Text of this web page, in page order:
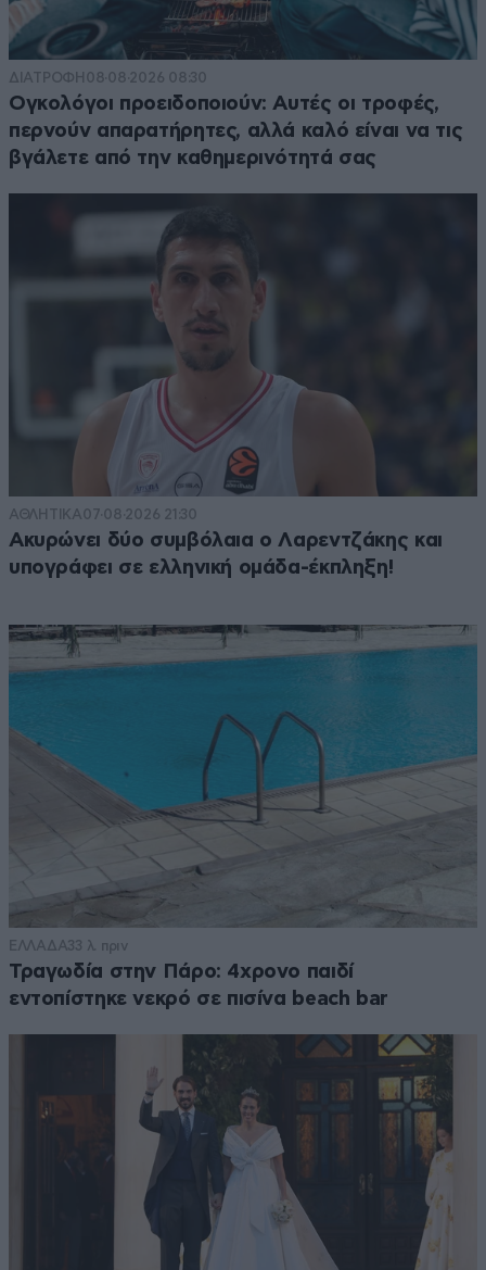
ΔΙΑΤΡΟΦΗ 08·08·2026 08:30
Ογκολόγοι προειδοποιούν: Αυτές οι τροφές,
περνούν απαρατήρητες, αλλά καλό είναι να τις
βγάλετε από την καθημερινότητά σας
ΑΘΛΗΤΙΚΑ07·08·2026 21:30
Ακυρώνει δύο συμβόλαια ο Λαρεντζάκης και
υπογράφει σε ελληνική ομάδα-έκπληξη!
ΕΛΛΑΔΑ33 λ. πριν
Τραγωδία στην Πάρο: 4χρονο παιδί
εντοπίστηκε νεκρό σε πισίνα beach bar